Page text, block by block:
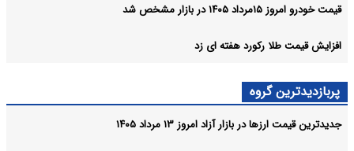
قیمت خودرو امروز ۱۵مرداد ۱۴۰۵ در بازار مشخص شد
افزایش قیمت طلا رکورد هفته ای زد
پربازدیدترین گروه
جدیدترین قیمت ارزها در بازار آزاد امروز ۱۳ مرداد ۱۴۰۵